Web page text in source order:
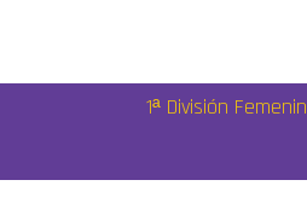
1ª División